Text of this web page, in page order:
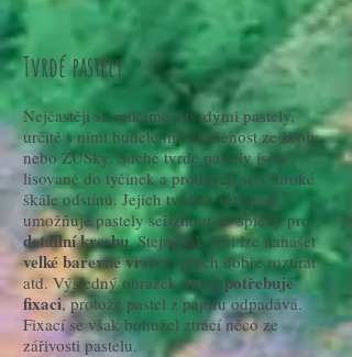
Tvrdé pastely
Nejčastěji se setkáme s tvrdými pastely,
určitě s nimi budete mít zkušenost ze školy
nebo ZUŠky. Suché tvrdé pastely jsou
lisované do tyčinek a prodávají se v široké
škále odstínů. Jejich tvrdost většinou
umožňuje pastely seříznout do špičky pro
detailní kresbu. Stejně tak jimi lze nanášet
velké barevné vrstvy, prach dobře roztírat
atd. Výsledný obrázek nutně potřebuje
fixaci, protože pastel z papíru odpadává.
Fixací se však bohužel ztrácí něco ze
zářivosti pastelu.